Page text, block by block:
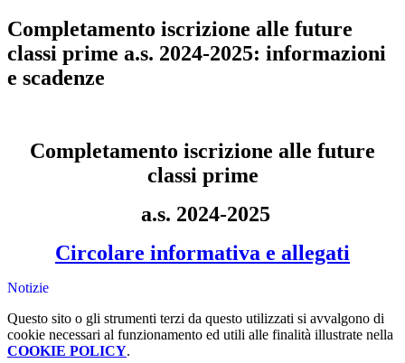
Completamento iscrizione alle future
classi prime a.s. 2024-2025: informazioni
e scadenze
Completamento iscrizione alle future
classi prime
a.s. 2024-2025
Circolare informativa e allegati
Notizie
Questo sito o gli strumenti terzi da questo utilizzati si avvalgono di
cookie necessari al funzionamento ed utili alle finalità illustrate nella
COOKIE POLICY.